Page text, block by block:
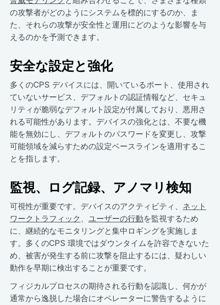
の攻撃者がどのようにシステムを標的にするのか、ま
た、それらの攻撃が安全性と運用にどのような影響を与
えるのかを予測できます。
安全な設定と強化
多くのCPS デバイスには、開いているポート、使用され
ていないサービス、デフォルトの認証情報など、セキュ
リティが脆弱なデフォルト設定が付属しており、悪用さ
れる可能性があります。デバイスの強化とは、不要な機
能を無効にし、デフォルトのパスワードを変更し、攻撃
可能領域を減らすための設定ベースラインを適用するこ
とを指します。
監視、ログ記録、アノマリ検知
可視性が重要です。デバイスのアクティビティ、 ネット
ワークトラフィック 、 ユーザーの行動を監視するため
に、継続的なモニタリングと集中ロギングを実施しま
す。多くのCPS 環境ではダウンタイムを許容できないた
め、被害が発生する前に攻撃を阻止するには、疑わしい
動作を早期に検出することが重要です。
フィジカルプロセスの期待される行動を認識し、何かが
通常から逸脱した場合にオペレーターに警告するように